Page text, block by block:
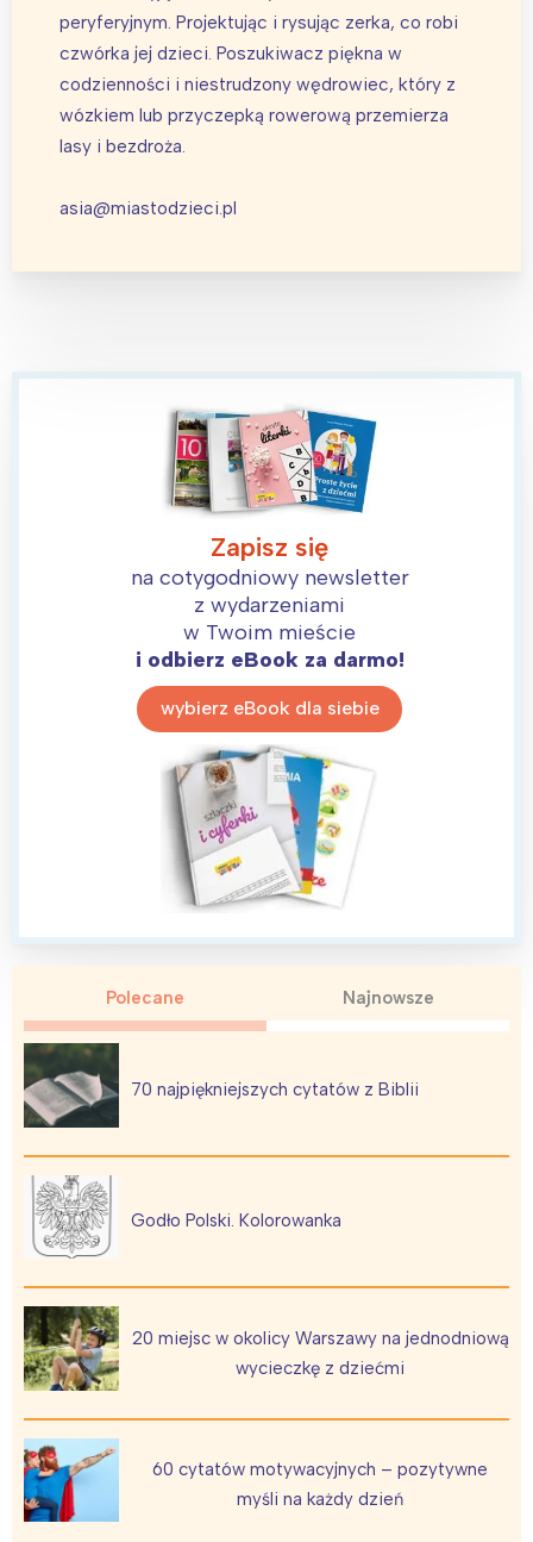
peryferyjnym. Projektując i rysując zerka, co robi
czwórka jej dzieci. Poszukiwacz piękna w
codzienności i niestrudzony wędrowiec, który z
wózkiem lub przyczepką rowerową przemierza
lasy i bezdroża.
asia@miastodzieci.pl
Zapisz się
na cotygodniowy newsletter
z wydarzeniami
w Twoim mieście
i odbierz eBook za darmo!
wybierz eBook dla siebie
Polecane Najnowsze
70 najpiękniejszych cytatów z Biblii
Godło Polski. Kolorowanka
20 miejsc w okolicy Warszawy na jednodniową
wycieczkę z dziećmi
60 cytatów motywacyjnych – pozytywne
myśli na każdy dzień
Warszawa
Łódź
Trójmiasto
Poznań
Śląsk
Kraków
Południe
Północ